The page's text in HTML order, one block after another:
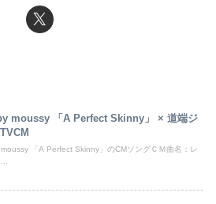
moussy 「A Perfect Skinny」 × 道端ジ
「A Perfect Skinny」のCMソングＣＭ曲名：レ